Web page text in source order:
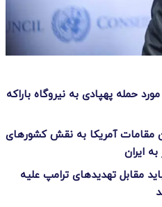
حمله پهپادی به نیروگاه باراکه
مقامات آمریکا به نقش کشورهای
ایران
مقابل تهدیدهای ترامپ علیه